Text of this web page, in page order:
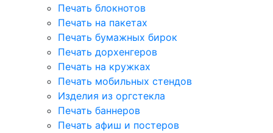
Печать блокнотов
Печать на пакетах
Печать бумажных бирок
Печать дорхенгеров
Печать на кружках
Печать мобильных стендов
Изделия из оргстекла
Печать баннеров
Печать афиш и постеров